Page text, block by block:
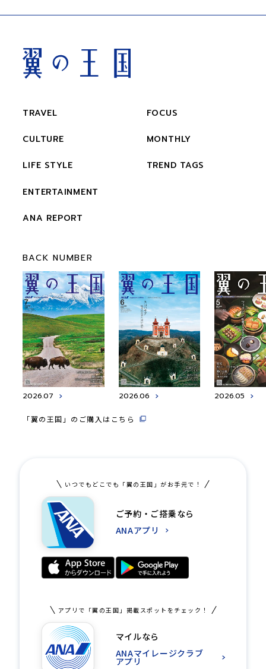
TRAVEL
CULTURE
LIFE STYLE
ENTERTAINMENT
ANA REPORT
FOCUS
MONTHLY
TREND TAGS
BACK NUMBER
2026.07 2026.06 2026.05
「翼の王国」のご購入はこちら
いつでもどこでも「翼の王国」がお手元で！
ご予約・ご搭乗なら
ANAアプリ
アプリで「翼の王国」掲載スポットをチェック！
マイルなら
ANAマイレージクラブ
アプリ